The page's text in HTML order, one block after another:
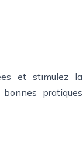
et stimulez la
pratiques